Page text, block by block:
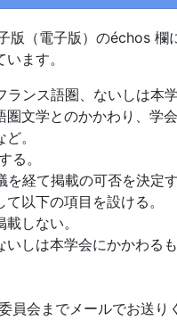
（電子版）のéchos 欄
ます。
ス語圏、ないしは本
文学とのかかわり、学
。
。
て掲載の可否を決定
以下の項目を設ける。
しない。
しは本学会にかかわる
会までメールでお送り